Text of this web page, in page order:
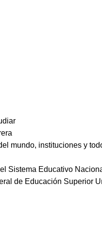
mundo, instituciones y
Sistema Educativo
de Educación Superior